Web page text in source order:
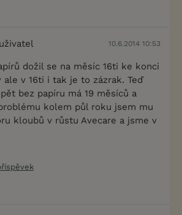
10.6.2014 10:53
dožil se na měsíc 16ti ke konci
ale v 16ti i tak je to zázrak. Teď
bez papíru má 19 měsíců a
kolem půl roku jsem mu
kloubů v růstu Avecare a jsme v